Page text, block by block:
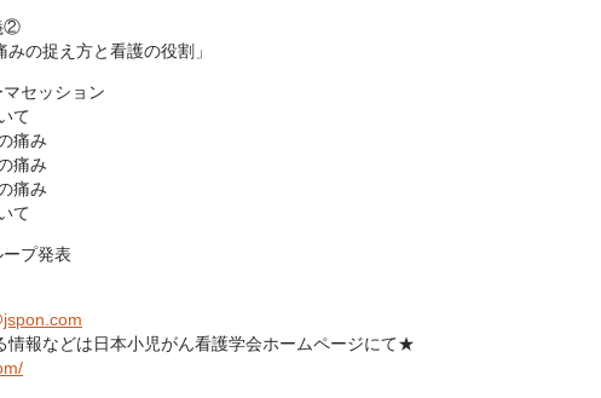
②
みの捉え方と看護の役割」
セッション
て
痛み
痛み
痛み
て
プ発表
報などは日本小児がん看護学会ホームページにて★